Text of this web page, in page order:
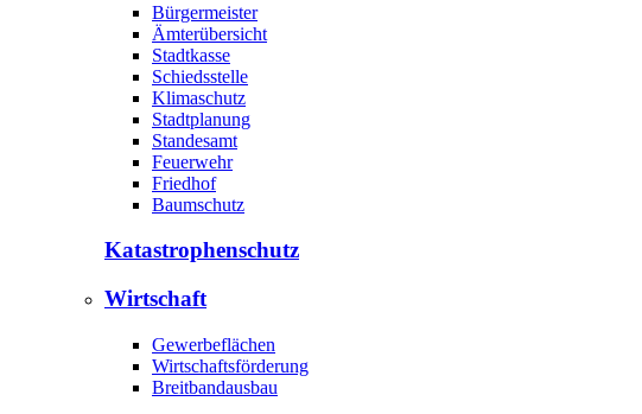
Bürgermeister
Ämterübersicht
Stadtkasse
Schiedsstelle
Klimaschutz
Stadtplanung
Standesamt
Feuerwehr
Friedhof
Baumschutz
Katastrophen­schutz
Wirtschaft
Gewerbeflächen
Wirtschaftsförderung
Breitbandausbau